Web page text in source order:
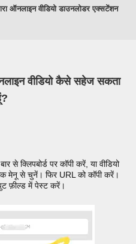
ऑनलाइन वीडियो डाउनलोडर एक्सटेंशन
वीडियो कैसे सहेज सकता
से क्लिपबोर्ड पर कॉपी करें, या वीडियो
मेनू से चुनें। फिर URL को कॉपी करें।
फ़ील्ड में पेस्ट करें।